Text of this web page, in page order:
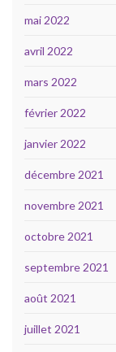
mai 2022
avril 2022
mars 2022
février 2022
janvier 2022
décembre 2021
novembre 2021
octobre 2021
septembre 2021
août 2021
juillet 2021